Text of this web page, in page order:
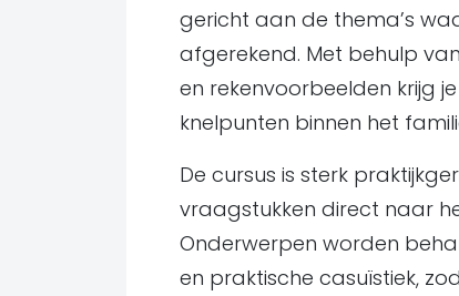
gericht aan de thema’s
afgerekend. Met behulp
en rekenvoorbeelden krijg
knelpunten binnen het
De cursus is sterk
vraagstukken direct naar
Onderwerpen worden
en praktische casuïstiek,